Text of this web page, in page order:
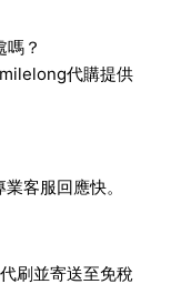
？
代購提供
客服回應快。
刷並寄送至免稅